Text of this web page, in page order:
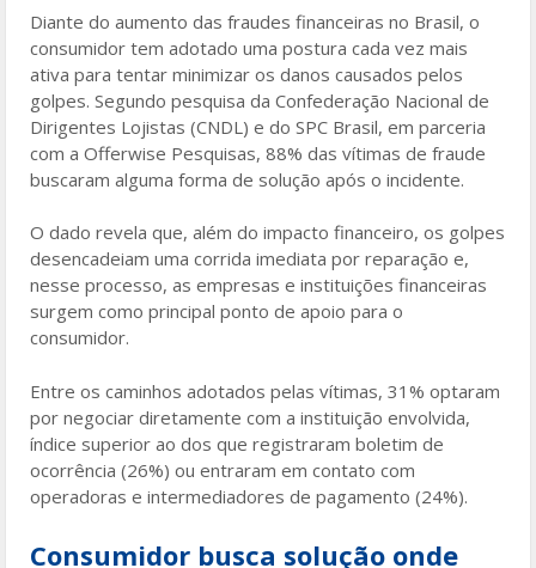
o
k
Diante do aumento das fraudes financeiras no Brasil, o
consumidor tem adotado uma postura cada vez mais
ativa para tentar minimizar os danos causados pelos
golpes. Segundo pesquisa da Confederação Nacional de
Dirigentes Lojistas (CNDL) e do SPC Brasil, em parceria
com a Offerwise Pesquisas, 88% das vítimas de fraude
buscaram alguma forma de solução após o incidente.
O dado revela que, além do impacto financeiro, os golpes
desencadeiam uma corrida imediata por reparação e,
nesse processo, as empresas e instituições financeiras
surgem como principal ponto de apoio para o
consumidor.
Entre os caminhos adotados pelas vítimas, 31% optaram
por negociar diretamente com a instituição envolvida,
índice superior ao dos que registraram boletim de
ocorrência (26%) ou entraram em contato com
operadoras e intermediadores de pagamento (24%).
Consumidor busca solução onde